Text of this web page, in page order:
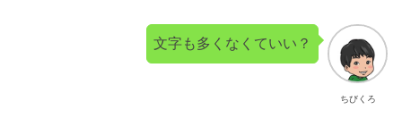
ちびくろ
文字も多くなくていい？